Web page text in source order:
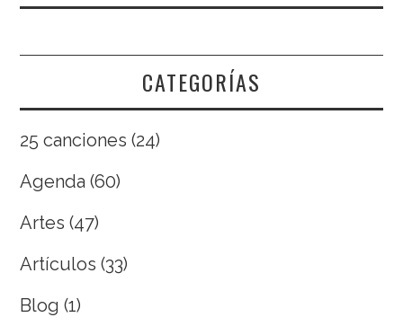
CATEGORÍAS
25 canciones (24)
Agenda (60)
Artes (47)
Artículos (33)
Blog (1)